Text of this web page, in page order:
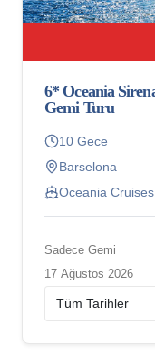
6* Oceania
Gemi Turu
10 Gece
Barselona
Oceania Cruises
Sadece Gemi
17 Ağustos 2026